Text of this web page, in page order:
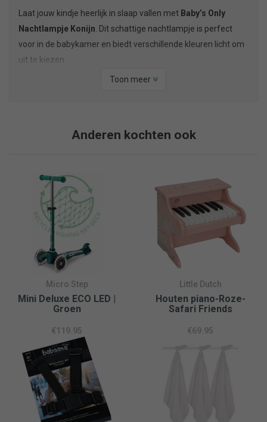
Laat jouw kindje heerlijk in slaap vallen met Baby’s Only
Nachtlampje Konijn . Dit schattige nachtlampje is perfect
voor in de babykamer en biedt verschillende kleuren licht om
uit te kiezen.
Met één druk op de knop schakelt het nachtlampje tussen
Het nachtlampje heeft een handig formaat van 11 x 11 x 16
cm en is gemakkelijk mee te nemen, bijvoorbeeld op vakantie
of tijdens logeerpartijen. Door het energiezuinige ontwerp
gaat het lampje tot wel acht uur mee op één lading, waardoor
jouw kindje de hele nacht kan genieten van de zachte en
rustgevende verlichting.
Met het siliconen nachtlampje in de vorm van een konijntje
creëer je een veilige en geruststellende omgeving voor jouw
kindje. Het perfecte cadeau voor elke ouder die op zoek is
naar een praktisch en liefdevol cadeau voor hun kleintje.
Nachtlamp gemaakt van BPA-vrije Siliconen – Oplaadbaar
met bijgeleverde USB-aansluiting – Bevat functie voor
slaapliedje
Toon meer
Anderen kochten ook
Micro Step
Mini Deluxe ECO LED |
Groen
€119.95
Little Dutch
Houten piano-Roze-
Safari Friends
€69.95